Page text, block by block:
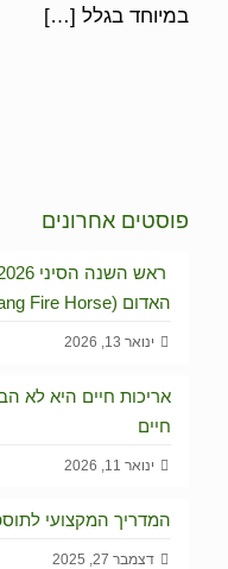
במיוחד בגלל […]
פוסטים אחרונים
האדום (Yang Fire Horse)
ינואר 13, 2026
אריכות חיים היא לא
חיים
ינואר 11, 2026
המדריך המקצועי
דצמבר 27, 2025